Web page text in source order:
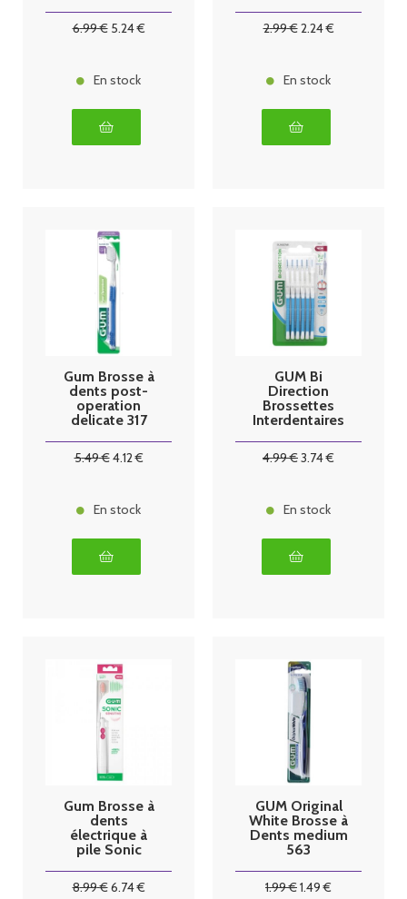
6.99€ 5.24€
En stock
2.99€2.24€
En stock
Gum Brosse à
dents post-
operation
delicate 317
5.49€4.12€
En stock
GUM Bi
Direction
Brossettes
Interdentaires
4.99€3.74€
En stock
Gum Brosse à
dents
électrique à
pile Sonic
8.99€6.74€
GUM Original
White Brosse à
Dents medium
563
1.99€1.49 €